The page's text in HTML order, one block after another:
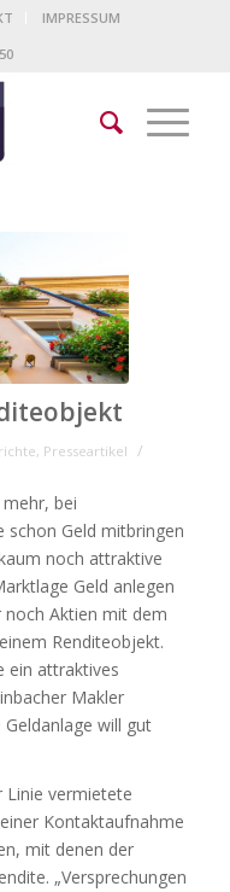
IMPRESSUM
, Presseartikel /
bei
schon Geld mitbringen
noch attraktive
Geld anlegen
Aktien mit dem
Renditeobjekt.
ein attraktives
Makler
will gut
Linie vermietete
Kontaktaufnahme
mit denen der
„Versprechungen